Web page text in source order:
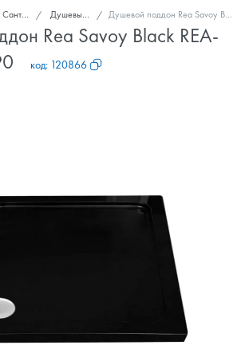
Сантехника Душевые поддоны Душевой поддон Rea Savoy Black REA-K4803 90x90
Rea Savoy Black REA-
код: 120866